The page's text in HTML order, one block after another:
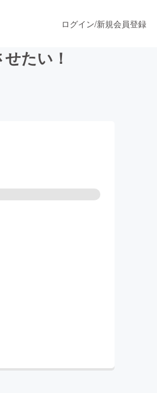
ログイン/新規会員登録
たい！